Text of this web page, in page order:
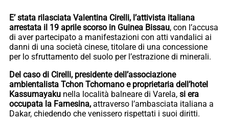
E’ stata rilasciata Valentina Cirelli, l’attivista italiana
arrestata il 19 aprile scorso in Guinea Bissau, con l’accusa
di aver partecipato a manifestazioni con atti vandalici ai
danni di una società cinese, titolare di una concessione
per lo sfruttamento del suolo per l’estrazione di minerali.
Del caso di Cirelli, presidente dell’associazione
ambientalista Tchon Tchomano e proprietaria dell’hotel
Kassumayaku nella località balneare di Varela, si era
occupata la Farnesina, attraverso l’ambasciata italiana a
Dakar, chiedendo che venissero rispettati i suoi diritti.